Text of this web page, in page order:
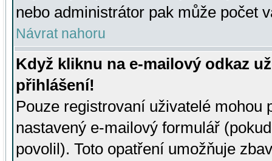
nebo administrátor pak může počet
Návrat nahoru
Když kliknu na e-mailový odkaz
přihlášení!
Pouze registrovaní uživatelé mohou
nastavený e-mailový formulář
povolil). Toto opatření umožňuje